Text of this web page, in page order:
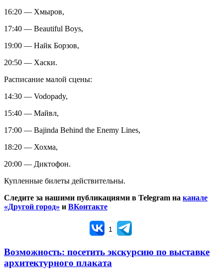
16:20 — Хмыров,
17:40 — Beautiful Boys,
19:00 — Найк Борзов,
20:50 — Хаски.
Расписание малой сцены:
14:30 — Vodopady,
15:40 — Майвл,
17:00 — Bajinda Behind the Enemy Lines,
18:20 — Хохма,
20:00 — Диктофон.
Купленные билеты действительны.
Следите за нашими публикациями в Telegram на канале
«Другой город» и ВКонтакте
1
Возможность: посетить экскурсию по выставке
архитектурного плаката